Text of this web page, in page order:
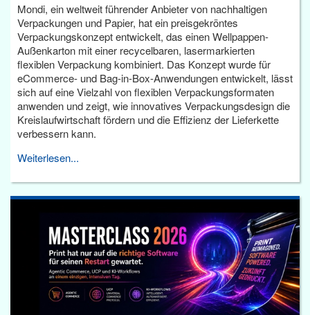
Mondi, ein weltweit führender Anbieter von nachhaltigen
Verpackungen und Papier, hat ein preisgekröntes
Verpackungskonzept entwickelt, das einen Wellpappen-
Außenkarton mit einer recycelbaren, lasermarkierten
flexiblen Verpackung kombiniert. Das Konzept wurde für
eCommerce- und Bag-in-Box-Anwendungen entwickelt, lässt
sich auf eine Vielzahl von flexiblen Verpackungsformaten
anwenden und zeigt, wie innovatives Verpackungsdesign die
Kreislaufwirtschaft fördern und die Effizienz der Lieferkette
verbessern kann.
Weiterlesen...